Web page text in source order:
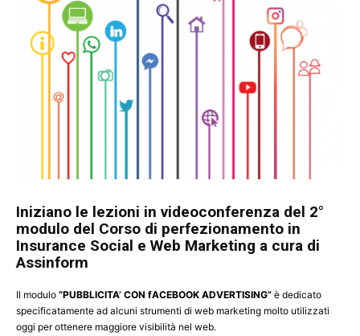
Iniziano le lezioni in videoconferenza del 2°
modulo del Corso di perfezionamento in
Insurance Social e Web Marketing a cura di
Assinform
Il modulo “PUBBLICITA’ CON fACEBOOK ADVERTISING” è dedicato
specificatamente ad alcuni strumenti di web marketing molto utilizzati
oggi per ottenere maggiore visibilità nel web.